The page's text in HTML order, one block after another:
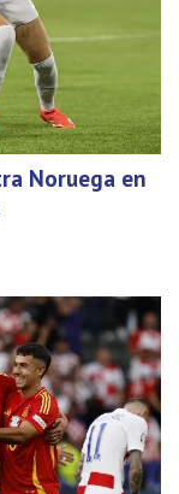
Noruega en